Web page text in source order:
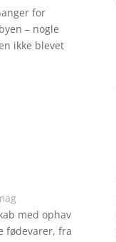
for
– nogle
ikke blevet
med ophav
fødevarer, fra